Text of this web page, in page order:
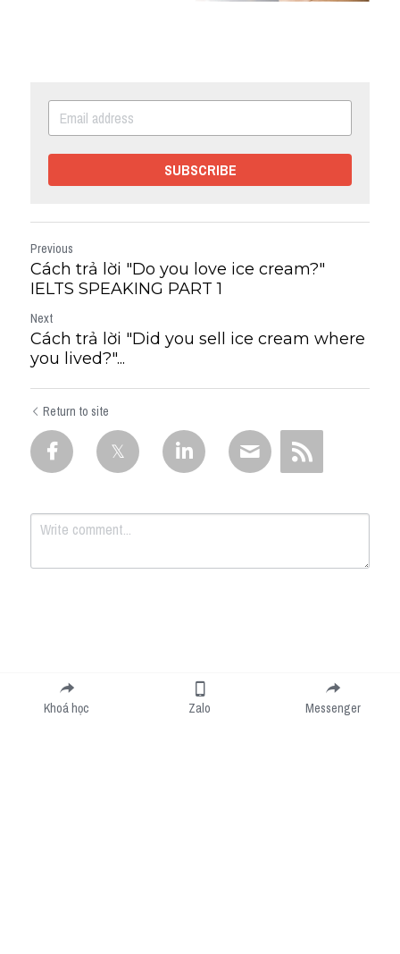
SUBSCRIBE
Previous
Cách trả lời "Do you love ice cream?"
IELTS SPEAKING PART 1
Next
Cách trả lời "Did you sell ice cream where
you lived?"...
Return to site
Submit
Khoá học Zalo Messenger